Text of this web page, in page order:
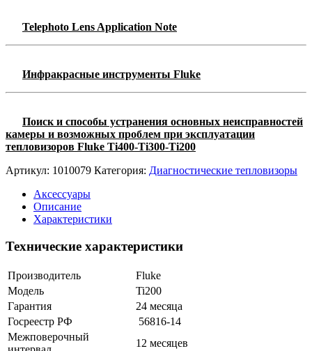
Telephoto Lens Application Note
Инфракрасные инструменты Fluke
Поиск и способы устранения основных неисправностей
камеры и возможных проблем при эксплуатации
тепловизоров Fluke Ti400-Ti300-Ti200
Артикул: 1010079 Категория: Диагностические тепловизоры
Аксессуары
Описание
Характеристики
Технические характеристики
Производитель
Fluke
Модель
Ti200
Гарантия
24 месяца
Госреестр РФ
56816-14
Межповерочный
12 месяцев